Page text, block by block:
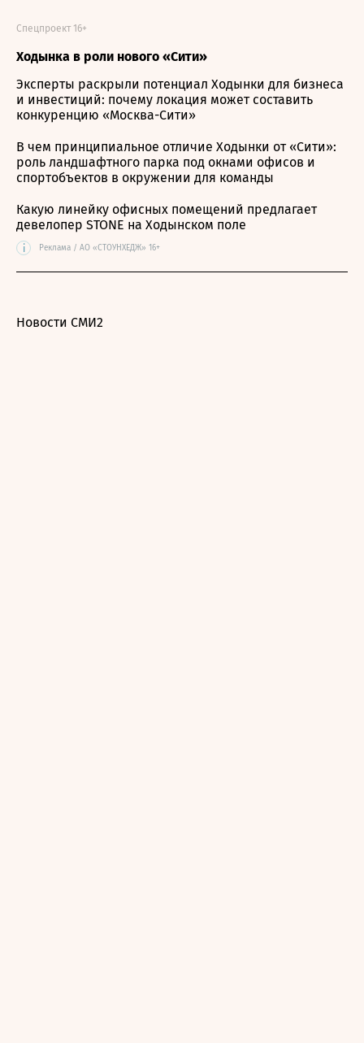
Ходынка в роли нового «Сити»
Спецпроект 16+
Эксперты раскрыли потенциал Ходынки для бизнеса
и инвестиций: почему локация может составить
конкуренцию «Москва-Сити»
В чем принципиальное отличие Ходынки от «Сити»:
роль ландшафтного парка под окнами офисов и
спортобъектов в окружении для команды
Какую линейку офисных помещений предлагает
девелопер STONE на Ходынском поле
i Реклама / АО «СТОУНХЕДЖ» 16+
Новости СМИ2